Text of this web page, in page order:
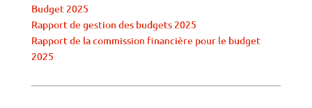
Budget 2025
Rapport de gestion des budgets 2025
Rapport de la commission financière pour le budget
2025